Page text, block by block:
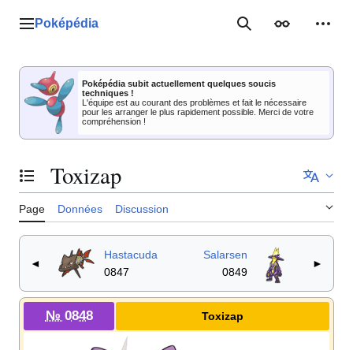
Menu principal
Poképédia RechercherApparence
Poképédia subit actuellement quelques soucis
techniques !
L'équipe est au courant des problèmes et fait le nécessaire
pour les arranger le plus rapidement possible. Merci de votre
compréhension !
Basculer la table des matières
Toxizap
Page Données Discussion
◄
Hastacuda
0847
Salarsen
0849
►
№ 0848 Toxizap